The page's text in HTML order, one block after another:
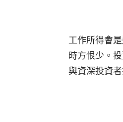
工作所得會
時方恨少。
與資深投資